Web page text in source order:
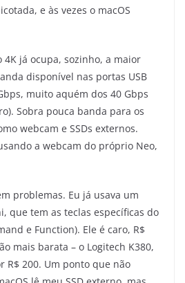
e às vezes o macOS
4K já ocupa, sozinho, a maior
disponível nas portas USB
muito aquém dos 40 Gbps
Sobra pouca banda para os
webcam e SSDs externos.
a webcam do próprio Neo,
problemas. Eu já usava um
que tem as teclas específicas do
e Function). Ele é caro, R$
mais barata – o Logitech K380,
R$ 200. Um ponto que não